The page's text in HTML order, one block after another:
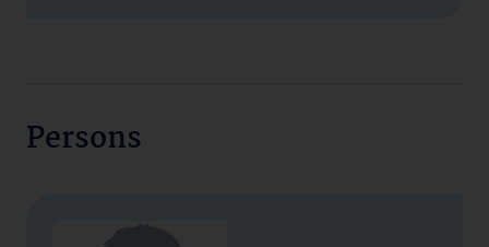
Persons